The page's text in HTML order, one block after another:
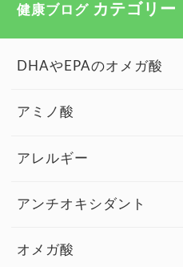
健康ブログ カテゴリー
DHAやEPAのオメガ酸
アミノ酸
アレルギー
アレルギー トップ
アンチオキシダント
オメガ酸